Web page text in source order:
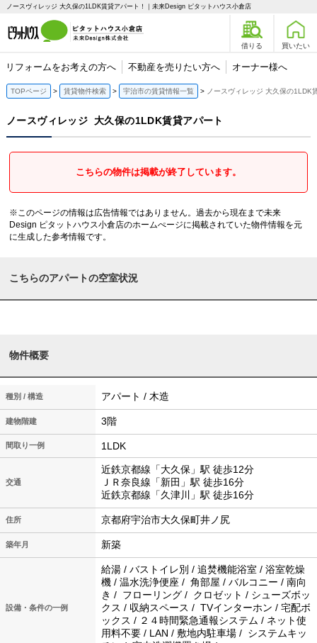
借りる 買いたい
リフォームをお考えの方へ 不動産を売りたい方へ オーナー様へ
ノースヴィレッジ 大久保の1LDK賃貸アパート！｜未来Design ピタットハウス小倉店
TOPページ 賃貸物件検索 宇治市の賃貸情報一覧 ノースヴィレッジ 大久保の1LDK
ノースヴィレッジ 大久保の1LDK賃貸アパート
こちらの物件は掲載が終了しています。
※このページの情報は広告情報ではありません。過去から現在まで未来
Design ピタットハウス小倉店のホームぺージに掲載されていた物件情報を元
に生成した参考情報です。
こちらのアパートの空室状況
物件概要
種別 / 構造 アパート / 木造
建物階建 3階
間取り一例 1LDK
交通
近鉄京都線「大久保」駅 徒歩12分
ＪＲ奈良線「新田」駅 徒歩16分
近鉄京都線「久津川」駅 徒歩16分
住所 京都府宇治市大久保町井ノ尻
築年月 新築
設備・条件の一例
給湯 / バストイレ別 / 追焚機能浴室 / 浴室乾燥
機 / 温水洗浄便座 / 角部屋 / バルコニー / 南向
き / フローリング / クロゼット / シューズボッ
クス / 収納スペース / TVインターホン / 宅配ボ
ックス / ２４時間緊急通報システム / ネット使
用料不要 / LAN / 敷地内駐車場 / システムキッ